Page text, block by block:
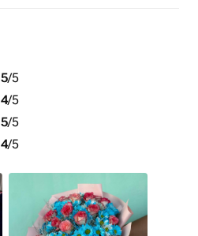
5/5
4/5
5/5
4/5